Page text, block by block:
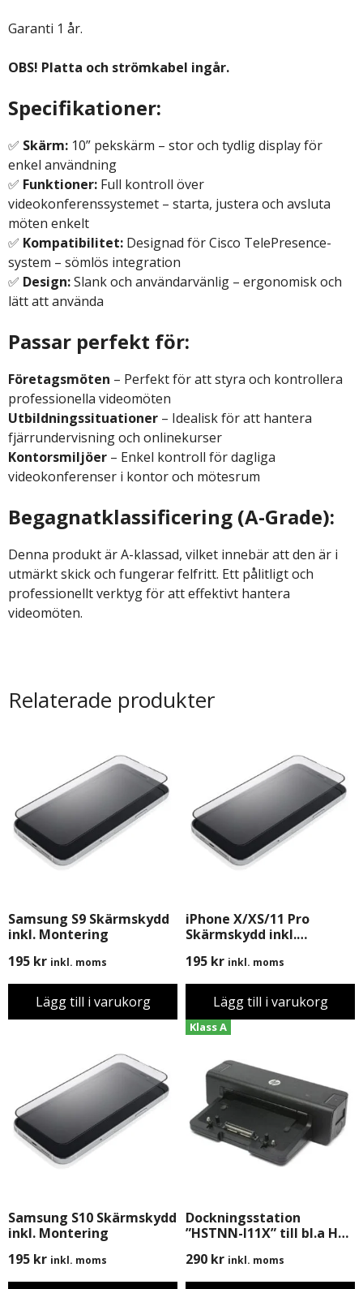
Garanti 1 år.
OBS! Platta och strömkabel ingår.
Specifikationer:
✅ Skärm: 10” pekskärm – stor och tydlig display för
enkel användning
✅ Funktioner: Full kontroll över
videokonferenssystemet – starta, justera och avsluta
möten enkelt
✅ Kompatibilitet: Designad för Cisco TelePresence-
system – sömlös integration
✅ Design:Slank och användarvänlig – ergonomisk och
lätt att använda
Passar perfekt för:
Företagsmöten – Perfekt för att styra och kontrollera
professionella videomöten
Utbildningssituationer – Idealisk för att hantera
fjärrundervisning och onlinekurser
Kontorsmiljöer – Enkel kontroll för dagliga
videokonferenser i kontor och mötesrum
Begagnatklassificering (A-Grade):
Denna produkt är A-klassad, vilket innebär att den är i
utmärkt skick och fungerar felfritt. Ett pålitligt och
professionellt verktyg för att effektivt hantera
videomöten.
Relaterade produkter
Samsung S9 Skärmskydd
inkl. Montering
195 kr inkl. moms
Lägg till i varukorg
iPhone X/XS/11 Pro
Skärmskydd inkl.
195 kr inkl. moms
Lägg till i varukorg
Samsung S10 Skärmskydd
inkl. Montering
195 kr inkl. moms
Dockningsstation
”HSTNN-I11X” till bl.a HP
Klass A
290 kr inkl. moms